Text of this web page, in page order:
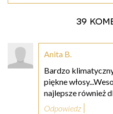
39
Anita B.
Bardzo
piękne
najlepsze również
Odpowiedz